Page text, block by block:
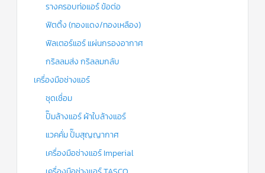
รางครอบท่อแอร์ ข้อต่อ
ฟิตติ้ง (ทองแดง/ทองเหลือง)
ฟิลเตอร์แอร์ แผ่นกรองอากาศ
กริลลมส่ง กริลลมกลับ
เครื่องมือช่างแอร์
ชุดเชื่อม
ปั๊มล้างแอร์ ผ้าใบล้างแอร์
แวคคั่ม ปั๊มสุญญากาศ
เครื่องมือช่างแอร์ Imperial